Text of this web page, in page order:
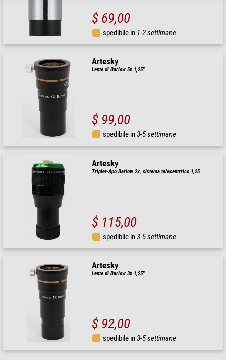
$ 69,00
spedibile in 1-2 settimane
Artesky
Lente di Barlow 5x 1,25"
$ 99,00
spedibile in3-5 settimane
Artesky
Triplet-Apo Barlow 2x, sistema telecentrrico 1,25
$ 115,00
spedibile in3-5 settimane
Artesky
Lente di Barlow 3x 1,25"
$ 92,00
spedibile in3-5 settimane